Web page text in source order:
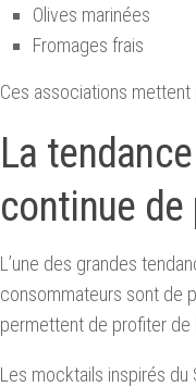
Olives marinées
Fromages frais
Ces associations
La
continue de
L’une des grandes
consommateurs sont de
permettent de profiter de
Les mocktails inspirés du